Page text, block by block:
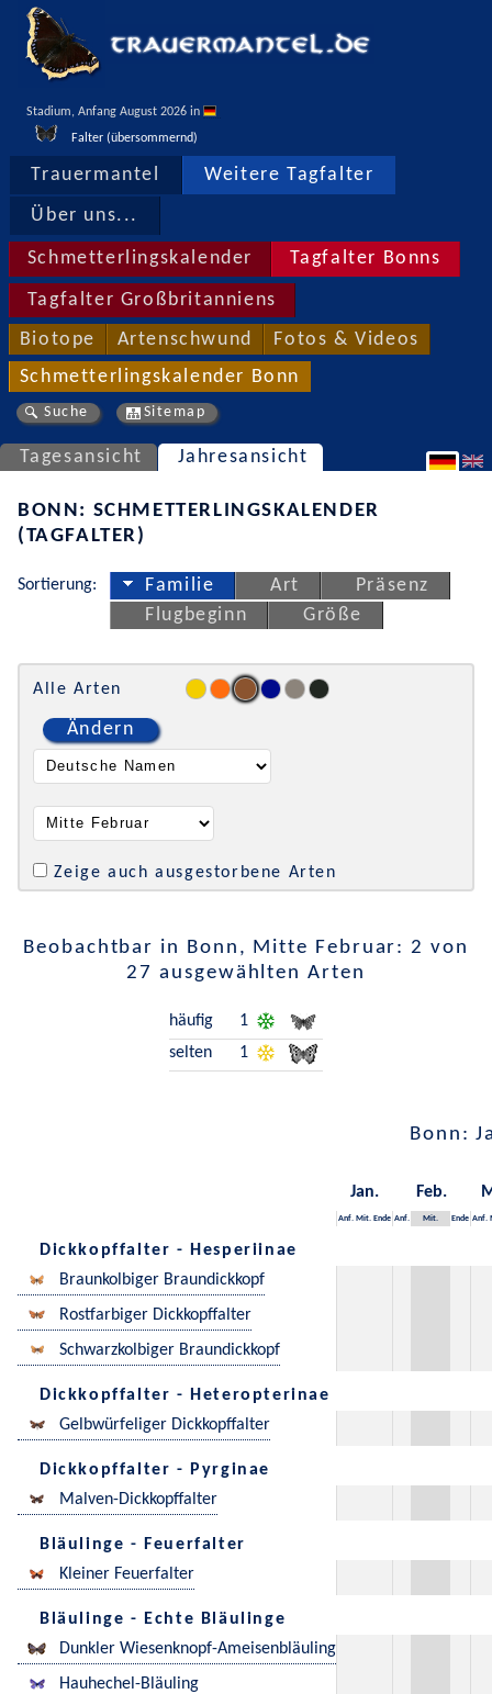
Stadium, Anfang August 2026 in
Falter (übersommernd)
Trauermantel Weitere Tagfalter
Über uns...
Schmetterlingskalender Tagfalter Bonns
Tagfalter Großbritanniens
Biotope Artenschwund Fotos & Videos
Schmetterlingskalender Bonn
Suche Sitemap
Tagesansicht Jahresansicht
BONN: SCHMETTERLINGSKALENDER
(TAGFALTER)
Sortierung: Familie Art
Präsenz
Flugbeginn
Größe
Alle Arten
Ändern
Zeige auch ausgestorbene Arten
Beobachtbar in Bonn, Mitte Februar: 2 von
27 ausgewählten Arten
häufig
1
selten
1
Bonn:
Jan. Feb.
Anf. Mit. Ende Anf. Mit. Ende Anf.
Dickkopffalter - Hesperiinae
Braunkolbiger Braundickkopf
Rostfarbiger Dickkopffalter
Schwarzkolbiger Braundickkopf
Dickkopffalter - Heteropterinae
Gelbwürfeliger Dickkopffalter
Dickkopffalter - Pyrginae
Malven-Dickkopffalter
Bläulinge - Feuerfalter
Kleiner Feuerfalter
Bläulinge - Echte Bläulinge
Dunkler Wiesenknopf-Ameisenbläuling
Hauhechel-Bläuling